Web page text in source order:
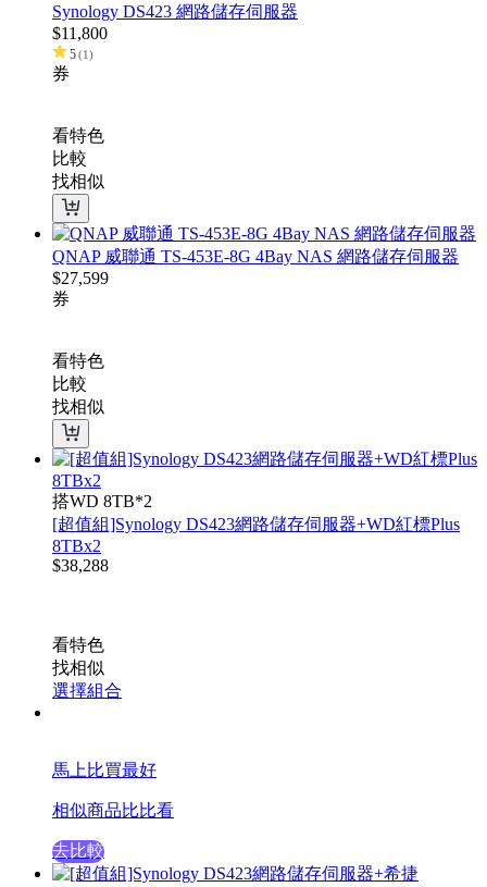
Synology DS423 網路儲存伺服器
$11,800
5(1)
券
看特色
比較
找相似
QNAP 威聯通 TS-453E-8G 4Bay NAS 網路儲存伺服器
$27,599
券
看特色
比較
找相似
搭WD 8TB*2
[超值組]Synology DS423網路儲存伺服器+WD紅標Plus
8TBx2
$38,288
看特色
找相似
選擇組合
馬上比買最好
相似商品比比看
去比較